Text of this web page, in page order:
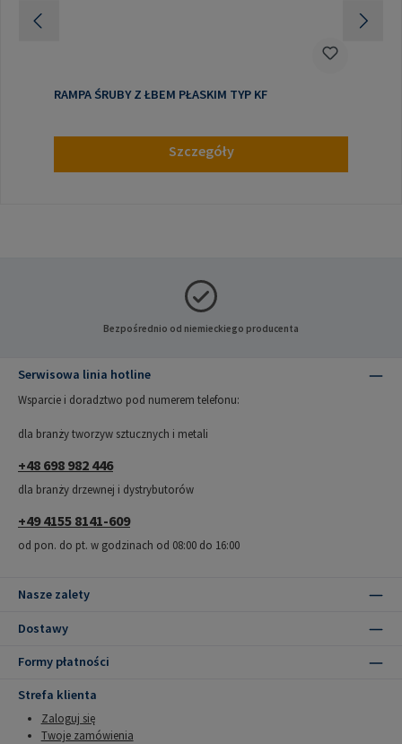
RAMPA ŚRUBY Z ŁBEM PŁASKIM TYP KF
Szczegóły
Bezpośrednio od niemieckiego producenta
Serwisowa linia hotline
Wsparcie i doradztwo pod numerem telefonu:
dla branży tworzyw sztucznych i metali
+48 698 982 446
dla branży drzewnej i dystrybutorów
+49 4155 8141-609
od pon. do pt. w godzinach od 08:00 do 16:00
Nasze zalety
Dostawy
Formy płatności
Strefa klienta
Zaloguj się
Twoje zamówienia